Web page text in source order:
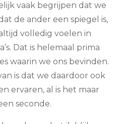
vaak begrijpen dat we
de ander een spiegel is,
volledig voelen in
Dat is helemaal prima
waarin we ons bevinden.
is dat we daardoor ook
ervaren, al is het maar
seconde.